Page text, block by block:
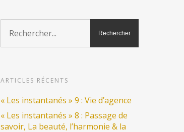
ARTICLES RÉCENTS
« Les instantanés » 9 : Vie d’agence
« Les instantanés » 8 : Passage de
savoir, La beauté, l’harmonie & la